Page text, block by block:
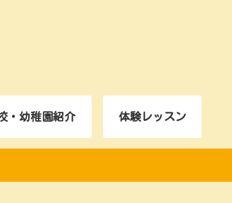
・幼稚園紹介 体験レッスン